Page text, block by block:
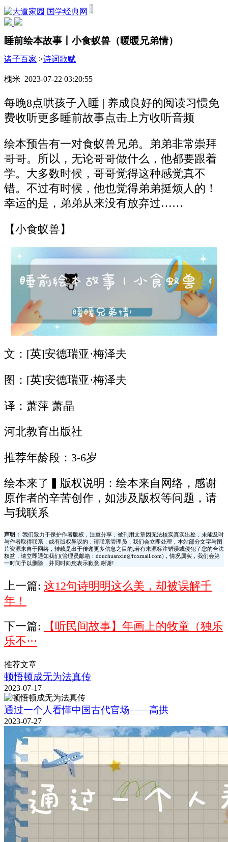
国学经典网
睡前绘本故事丨小食蚁兽（暖暖兄弟情）
诸子百家 >诗词歌赋
槐米 2023-07-22 03:20:55
每晚8点哄孩子入睡 | 养成良好的阅读习惯免
费收听更多睡前故事点击上方收听音频
绘本预告有一对食蚁兽兄弟。弟弟非常崇拜
哥哥。所以，无论哥哥做什么，他都要跟着
学。大多数时候，哥哥觉得这种感觉真不
错。不过有时候，他也觉得弟弟挺烦人的！
幸运的是，弟弟从来没有放弃过……
【小食蚁兽】
文：[英]安德瑞亚·梅泽夫
图：[英]安德瑞亚·梅泽夫
译：萧萍 萧晶
河北教育出版社
推荐年龄段：3-6岁
绘本来了▍版权说明：绘本来自网络，感谢
原作者的辛苦创作，如涉及版权等问题，请
与我联系
声明：
我们致力于保护作者版权，注重分享，被刊用文章因无法核实真实出处，未能及时
与作者取得联系，或有版权异议的，请联系管理员，我们会立即处理，本站部分文字与图
片资源来自于网络，转载是出于传递更多信息之目的,若有来源标注错误或侵犯了您的合法
权益，请立即通知我们(管理员邮箱：douchuanxin@foxmail.com)，情况属实，我们会第
一时间予以删除，并同时向您表示歉意,谢谢!
上一篇: 这12句诗明明这么美，却被误解千
年！
下一篇:
【听民间故事】年画上的牧童（独乐
乐不···
推荐文章
顿悟顿成无为法真传
2023-07-17
通过一个人看懂中国古代官场——高拱
2023-07-27